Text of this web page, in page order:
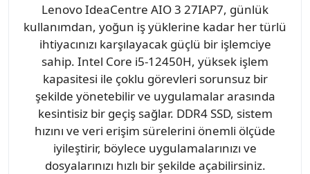
Lenovo IdeaCentre AIO 3 27IAP7, günlük
kullanımdan, yoğun iş yüklerine kadar her türlü
ihtiyacınızı karşılayacak güçlü bir işlemciye
sahip. Intel Core i5-12450H, yüksek işlem
kapasitesi ile çoklu görevleri sorunsuz bir
şekilde yönetebilir ve uygulamalar arasında
kesintisiz bir geçiş sağlar. DDR4 SSD, sistem
hızını ve veri erişim sürelerini önemli ölçüde
iyileştirir, böylece uygulamalarınızı ve
dosyalarınızı hızlı bir şekilde açabilirsiniz.